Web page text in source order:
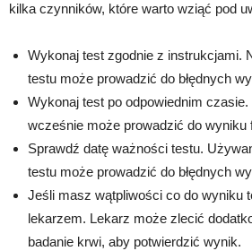
kilka czynników, które warto wziąć pod
Wykonaj test zgodnie z instrukcjami.
testu może prowadzić do błędnych
Wykonaj test po odpowiednim
wcześnie może prowadzić do wyniku
Sprawdź datę ważności testu.
testu może prowadzić do błędnych
Jeśli masz wątpliwości co do wyniku
lekarzem. Lekarz może zlecić
badanie krwi, aby potwierdzić wynik.